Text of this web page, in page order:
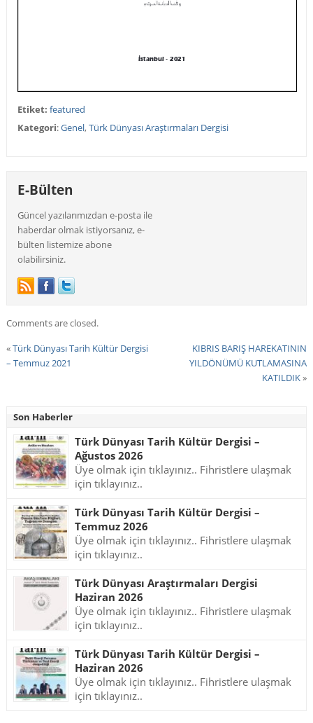
Etiket: featured
Kategori:Genel,Türk Dünyası Araştırmaları Dergisi
E-Bülten
Güncel yazılarımızdan e-posta ile
haberdar olmak istiyorsanız, e-
bülten listemize abone
olabilirsiniz.
Comments are closed.
«Türk Dünyası Tarih Kültür Dergisi
– Temmuz 2021
KIBRIS BARIŞ HAREKATININ
YILDÖNÜMÜ KUTLAMASINA
KATILDIK»
Son Haberler
Türk Dünyası Tarih Kültür Dergisi –
Ağustos 2026
Üye olmak için tıklayınız.. Fihristlere ulaşmak
için tıklayınız..
Türk Dünyası Tarih Kültür Dergisi –
Temmuz 2026
Üye olmak için tıklayınız.. Fihristlere ulaşmak
için tıklayınız..
Türk Dünyası Araştırmaları Dergisi
Haziran 2026
Üye olmak için tıklayınız.. Fihristlere ulaşmak
için tıklayınız..
Türk Dünyası Tarih Kültür Dergisi –
Haziran 2026
Üye olmak için tıklayınız.. Fihristlere ulaşmak
için tıklayınız..